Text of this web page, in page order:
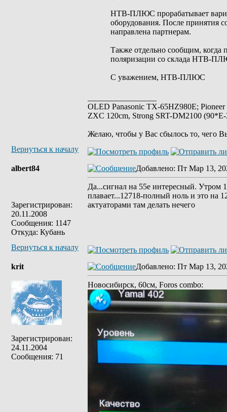
НТВ-ПЛЮС прорабатывает
оборудования. После принятия
направлена партнерам.
Также отдельно сообщим, когда
поляризации со склада НТВ-
С уважением, НТВ-ПЛЮС
OLED Panasonic TX-65HZ980E;
ZXC 120cm, Strong SRT-DM2100
Желаю, чтобы у Вас сбылось то, чего
Вернуться к началу
albert84
Зарегистрирован:
20.11.2008
Сообщения: 1147
Откуда: Кубань
Добавлено: Пт Мар 13,
Да...сигнал на 55е интересный. Утром
плавает...12718-полный ноль и это на
актуаторами там делать нечего
Вернуться к началу
krit
Зарегистрирован:
24.11.2004
Сообщения: 71
Добавлено: Пт Мар 13,
Новосибирск, 60см, Foros combo: